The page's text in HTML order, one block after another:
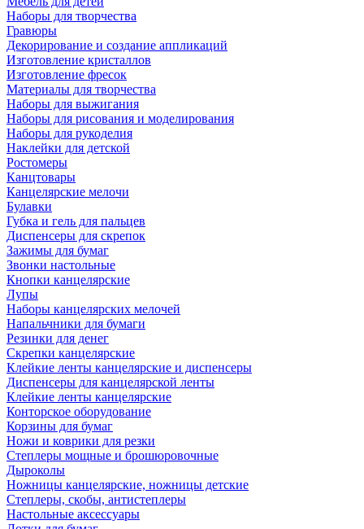
Наборы для творчества
Гравюры
Декорирование и создание аппликаций
Изготовление кристаллов
Изготовление фресок
Материалы для творчества
Наборы для выжигания
Наборы для рисования и моделирования
Наборы для рукоделия
Наклейки для детской
Ростомеры
Канцтовары
Канцелярские мелочи
Булавки
Губка и гель для пальцев
Диспенсеры для скрепок
Зажимы для бумаг
Звонки настольные
Кнопки канцелярские
Лупы
Наборы канцелярских мелочей
Напальчники для бумаги
Резинки для денег
Скрепки канцелярские
Клейкие ленты канцелярские и диспенсеры
Диспенсеры для канцелярской ленты
Клейкие ленты канцелярские
Конторское оборудование
Корзины для бумаг
Ножи и коврики для резки
Степлеры мощные и брошюровочные
Дыроколы
Ножницы канцелярские, ножницы детские
Степлеры, скобы, антистеплеры
Настольные аксессуары